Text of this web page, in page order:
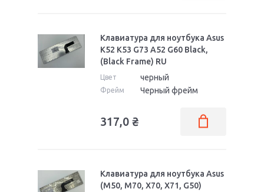
Клавиатура для ноутбука Asus
K52 K53 G73 A52 G60 Black,
(Black Frame) RU
Цвет черный
Фрейм Черный фрейм
317,0 ₴
Клавиатура для ноутбука Asus
(M50, M70, X70, X71, G50)